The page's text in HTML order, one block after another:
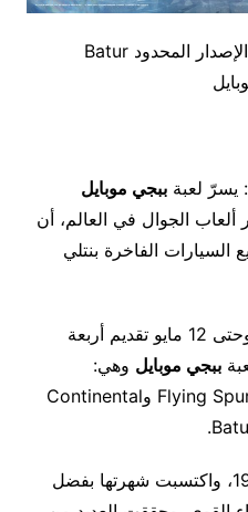
سيارات بنتلي الشهيرة وأبرزها الإصدار المحدود Batur
: يسرّ لعبة ببجي موبايل
الجوال في العالم، أن
الفاخرة بنتلي
سيشهد التعاون بدءاً من اليوم وحتى 12 مايو تقديم أربعة
ببجي موبايل وهي:
Bentayga Azure وFlying Spur Mulliner وContinental
تأسست شركة “بنتلي” عام 1919، واكتسبت شهرتها بفضل